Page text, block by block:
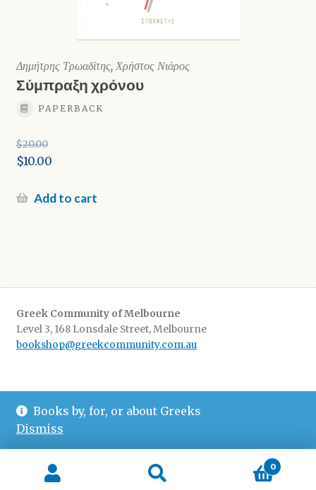
Books by, for, or about Greeks
Dismiss
Δημήτρης Τρωαδίτης, Χρήστος Νιάρος
Σύμπραξη χρόνου
PAPERBACK
$20.00
Original
was:
$10.00
priceAdd to cart
Greek Community of Melbourne
Level 3, 168 Lonsdale Street, Melbourne
bookshop@greekcommunity.com.au
Pickup: from The Greek Centre 9-5, Monday-Friday
0